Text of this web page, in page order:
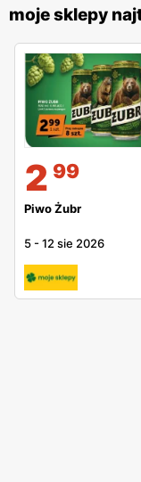
moje sklepy
2 99
Piwo Żubr
5 -12 sie 2026